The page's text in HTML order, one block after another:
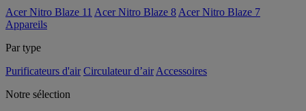
Acer Nitro Blaze 11 Acer Nitro Blaze 8 Acer Nitro Blaze 7
Appareils
Par type
Purificateurs d'air Circulateur d’air Accessoires
Notre sélection